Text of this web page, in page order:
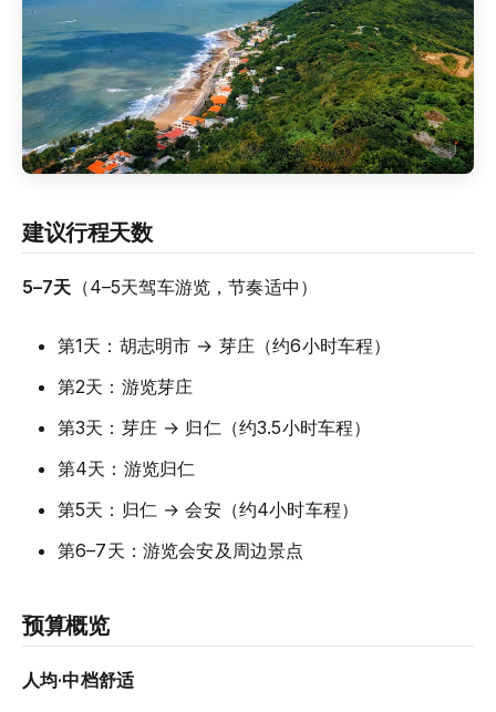
建议行程天数
5–7天 （4–5天驾车游览，节奏适中）
第1天：胡志明市 → 芽庄（约6小时车程）
第2天：游览芽庄
第3天：芽庄 → 归仁（约3.5小时车程）
第4天：游览归仁
第5天：归仁 → 会安（约4小时车程）
第6–7天：游览会安及周边景点
预算概览
人均·中档舒适